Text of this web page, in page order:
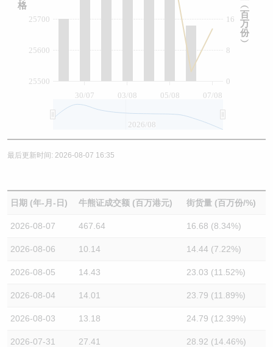
30/07 03/08 05/08 07/08
0
8
16
25500
25600
25700
2026/08
︵
百
万
份
︶
格
最后更新时间: 2026-08-07 16:35
日期 (年-月-日) 牛熊证成交额 (百万港元) 街货量 (百万份/%)
2026-08-07 467.64 16.68 (8.34%)
2026-08-06 10.14 14.44 (7.22%)
2026-08-05 14.43 23.03 (11.52%)
2026-08-04 14.01 23.79 (11.89%)
2026-08-03 13.18 24.79 (12.39%)
2026-07-31 27.41 28.92 (14.46%)